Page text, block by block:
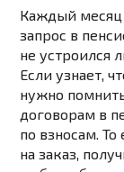
Каждый месяц
запрос в
не устроился
Если узнает,
нужно
договорам в
по взносам.
на заказ,